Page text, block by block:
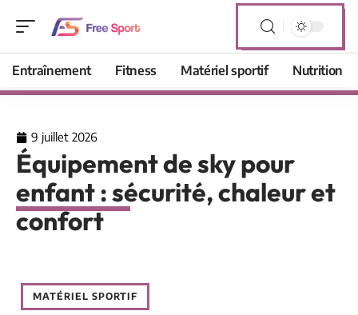
Entraînement Fitness Matériel sportif Nutrition
9 juillet 2026
Équipement de sky pour
enfant : sécurité, chaleur et
confort
MATÉRIEL SPORTIF